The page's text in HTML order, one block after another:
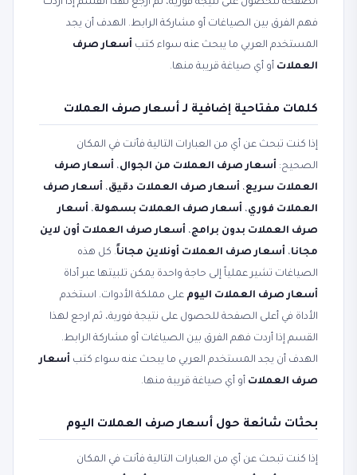
الصفحة للحصول على نتيجة فورية، ثم ارجع لهذا القسم إذا أردت
فهم الفرق بين الصياغات أو مشاركة الرابط. الهدف أن يجد
المستخدم العربي ما يبحث عنه سواء كتب أسعار صرف
العملات أو أي صياغة قريبة منها.
كلمات مفتاحية إضافية لـ أسعار صرف العملات
إذا كنت تبحث عن أي من العبارات التالية فأنت في المكان
الصحيح: أسعار صرف العملات من الجوال، أسعار صرف
العملات سريع، أسعار صرف العملات دقيق، أسعار صرف
العملات فوري، أسعار صرف العملات بسهولة، أسعار
صرف العملات بدون برامج، أسعار صرف العملات أون لاين
مجانا، أسعار صرف العملات أونلاين مجاناً. كل هذه
الصياغات تشير عملياً إلى حاجة واحدة يمكن تلبيتها عبر أداة
أسعار صرف العملات اليوم على مملكة الأدوات. استخدم
الأداة في أعلى الصفحة للحصول على نتيجة فورية، ثم ارجع لهذا
القسم إذا أردت فهم الفرق بين الصياغات أو مشاركة الرابط.
الهدف أن يجد المستخدم العربي ما يبحث عنه سواء كتب أسعار
صرف العملات أو أي صياغة قريبة منها.
بحثات شائعة حول أسعار صرف العملات اليوم
إذا كنت تبحث عن أي من العبارات التالية فأنت في المكان